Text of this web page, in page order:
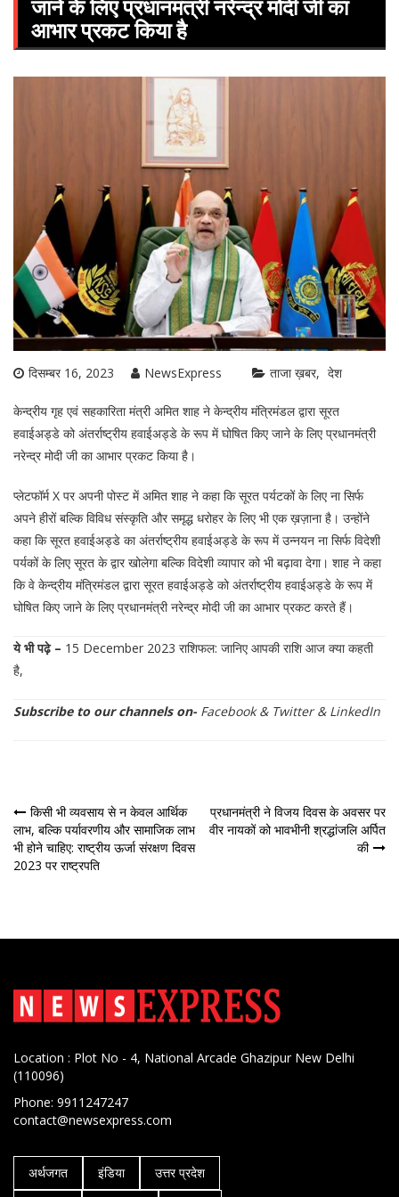
जाने के लिए प्रधानमंत्री नरेन्द्र मोदी जी का
आभार प्रकट किया है
दिसम्बर 16, 2023 NewsExpress ताजा ख़बर देश
केन्द्रीय गृह एवं सहकारिता मंत्री अमित शाह ने केन्द्रीय मंत्रिमंडल द्वारा सूरत
हवाईअड्डे को अंतर्राष्ट्रीय हवाईअड्डे के रूप में घोषित किए जाने के लिए प्रधानमंत्री
नरेन्द्र मोदी जी का आभार प्रकट किया है।
प्लेटफॉर्म X पर अपनी पोस्ट में अमित शाह ने कहा कि सूरत पर्यटकों के लिए ना सिर्फ
अपने हीरों बल्कि विविध संस्कृति और समृद्ध धरोहर के लिए भी एक ख़ज़ाना है। उन्होंने
कहा कि सूरत हवाईअड्डे का अंतर्राष्ट्रीय हवाईअड्डे के रूप में उन्नयन ना सिर्फ विदेशी
पर्यकों के लिए सूरत के द्वार खोलेगा बल्कि विदेशी व्यापार को भी बढ़ावा देगा। शाह ने कहा
कि वे केन्द्रीय मंत्रिमंडल द्वारा सूरत हवाईअड्डे को अंतर्राष्ट्रीय हवाईअड्डे के रूप में
घोषित किए जाने के लिए प्रधानमंत्री नरेन्द्र मोदी जी का आभार प्रकट करते हैं।
ये भी पढ़े – 15 December 2023 राशिफल: जानिए आपकी राशि आज क्या कहती
है,
Subscribe to our channels on- Facebook& Twitter& LinkedIn
पोस्ट
नेविगेशन
किसी भी व्यवसाय से न केवल आर्थिक
लाभ, बल्कि पर्यावरणीय और सामाजिक लाभ
भी होने चाहिए: राष्ट्रीय ऊर्जा संरक्षण दिवस
2023 पर राष्ट्रपति
प्रधानमंत्री ने विजय दिवस के अवसर पर
वीर नायकों को भावभीनी श्रद्धांजलि अर्पित
की
Location : Plot No - 4, National Arcade Ghazipur New Delhi
(110096)
Phone: 9911247247
contact@newsexpress.com
अर्थजगत इंडिया उत्तर प्रदेश